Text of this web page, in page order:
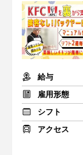
給与
雇用形態
シフト
アクセス